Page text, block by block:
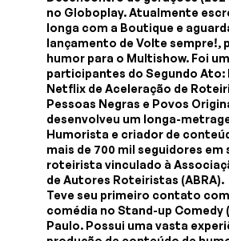
no Globoplay. Atualmente
longa com a Boutique e
lançamento de Volte sempre!,
humor para o Multishow. Foi
participantes do Segundo Ato:
Netflix de Aceleração de
Pessoas Negras e Povos
desenvolveu um longa-
Humorista e criador de
mais de 700 mil seguidores em
roteirista vinculado à
de Autores Roteiristas (ABRA).
Teve seu primeiro contato
comédia no Stand-up Comedy
Paulo. Possui uma vasta